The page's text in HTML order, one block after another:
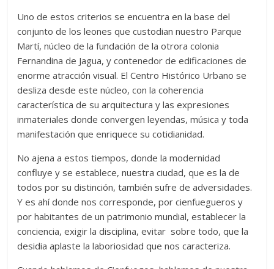
Uno de estos criterios se encuentra en la base del
conjunto de los leones que custodian nuestro Parque
Martí, núcleo de la fundación de la otrora colonia
Fernandina de Jagua, y contenedor de edificaciones de
enorme atracción visual. El Centro Histórico Urbano se
desliza desde este núcleo, con la coherencia
característica de su arquitectura y las expresiones
inmateriales donde convergen leyendas, música y toda
manifestación que enriquece su cotidianidad.
No ajena a estos tiempos, donde la modernidad
confluye y se establece, nuestra ciudad, que es la de
todos por su distinción, también sufre de adversidades.
Y es ahí donde nos corresponde, por cienfuegueros y
por habitantes de un patrimonio mundial, establecer la
conciencia, exigir la disciplina, evitar sobre todo, que la
desidia aplaste la laboriosidad que nos caracteriza.